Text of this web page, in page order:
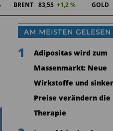
BRENT 83,55 +1,2 % GOLD
AM MEISTEN GELESEN
1
Adipositas wird zum
Massenmarkt: Neue
Wirkstoffe und
Preise verändern die
Therapie